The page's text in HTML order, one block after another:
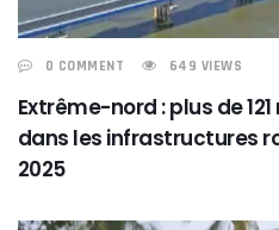
0 COMMENT 649 VIEWS
Extrême-nord : plus de
dans les infrastructures
2025